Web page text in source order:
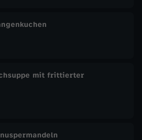
mit frittierter